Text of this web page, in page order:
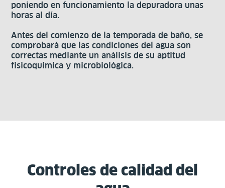
poniendo en funcionamiento la depuradora unas
horas al día.
Antes del comienzo de la temporada de baño, se
comprobará que las condiciones del agua son
correctas mediante un análisis de su aptitud
fisicoquímica y microbiológica.
Controles de calidad del